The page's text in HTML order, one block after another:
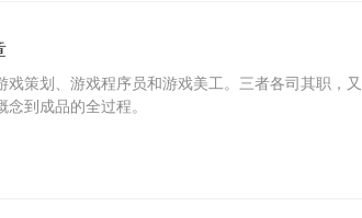
策划、游戏程序员和游戏美工。三者各司其职，又
到成品的全过程。